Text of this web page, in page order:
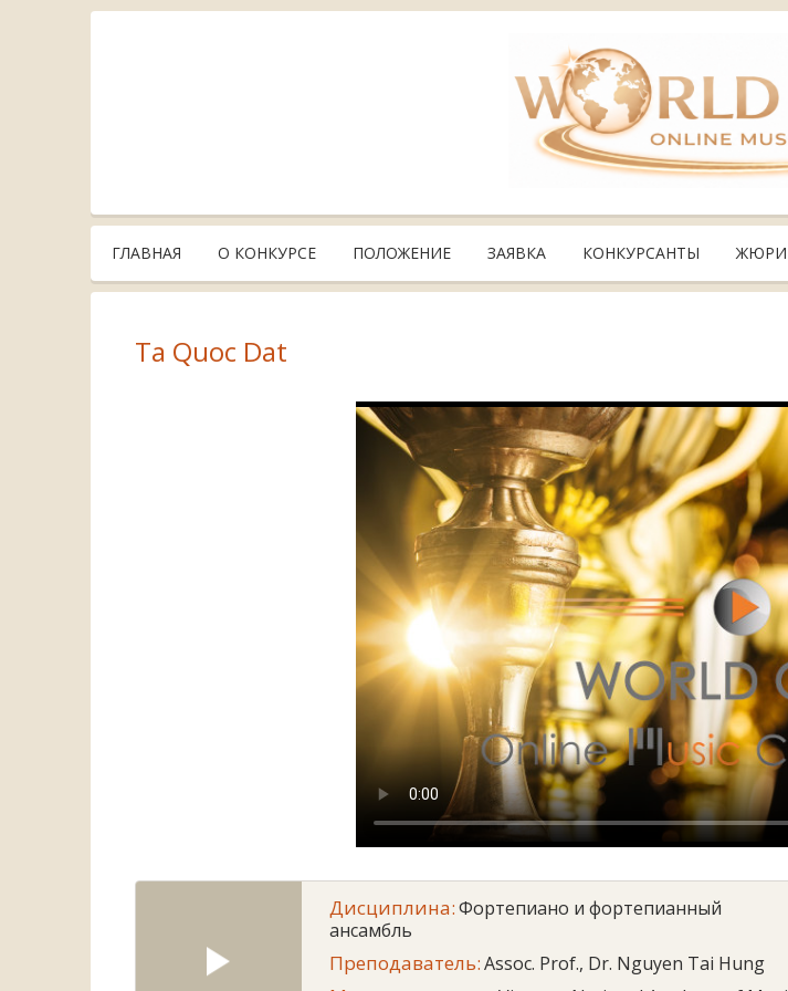
ГЛАВНАЯ О КОНКУРСЕ ПОЛОЖЕНИЕ ЗАЯВКА КОНКУРСАНТЫ ЖЮРИ
Ta Quoc Dat
Дисциплина:Фортепиано и фортепианный
ансамбль
Преподаватель:Assoc. Prof., Dr. Nguyen Tai Hung